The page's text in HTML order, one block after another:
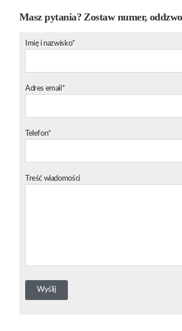
Masz pytania? Zostaw numer,
Imię i nazwisko*
Adres email*
Telefon*
Treść wiadomości